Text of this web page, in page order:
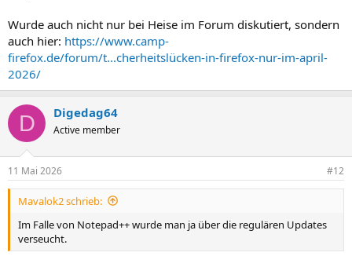
Wurde auch nicht nur bei Heise im Forum diskutiert, sondern
auch hier: https://www.camp-
firefox.de/forum/t...cherheitslücken-in-firefox-nur-im-april-
2026/
D Digedag64
Active member
11 Mai 2026 #12
Mavalok2 schrieb:
Im Falle von Notepad++ wurde man ja über die regulären Updates
verseucht.